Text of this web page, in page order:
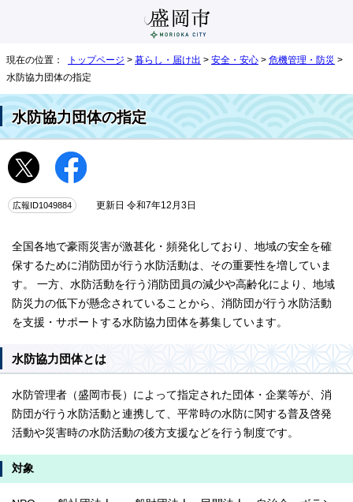
現在の位置： トップページ > 暮らし・届け出 > 安全・安心 > 危機管理・防災 >
水防協力団体の指定
水防協力団体の指定
広報ID1049884 更新日 令和7年12月3日
全国各地で豪雨災害が激甚化・頻発化しており、地域の安全を確
保するために消防団が行う水防活動は、その重要性を増していま
す。 一方、水防活動を行う消防団員の減少や高齢化により、地域
防災力の低下が懸念されていることから、消防団が行う水防活動
を支援・サポートする水防協力団体を募集しています。
水防協力団体とは
水防管理者（盛岡市長）によって指定された団体・企業等が、消
防団が行う水防活動と連携して、平常時の水防に関する普及啓発
活動や災害時の水防活動の後方支援などを行う制度です。
対象